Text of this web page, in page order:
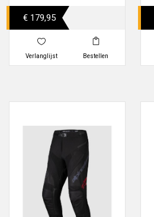
€ 179,95
Verlanglijst Bestellen